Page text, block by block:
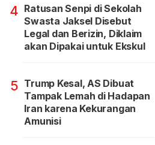
4 Ratusan Senpi di Sekolah
Swasta Jaksel Disebut
Legal dan Berizin, Diklaim
akan Dipakai untuk Ekskul
5 Trump Kesal, AS Dibuat
Tampak Lemah di Hadapan
Iran karena Kekurangan
Amunisi